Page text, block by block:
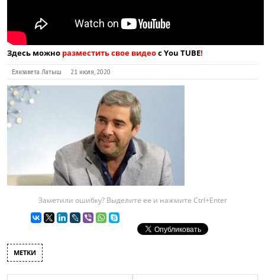
Здесь можно разместить свое видеос You TUBE!
Елизавета Латыш 21 июля, 2020
Заметили ошибку? Выделите ее и нажмите Ctrl+Enter
МЕТКИ